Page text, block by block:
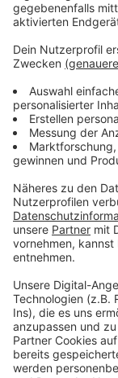
freien Verkauf.
Anzeige
Weitere
Anzeige
Meldung der
Tanaka
Das ist Ao
Anzeige